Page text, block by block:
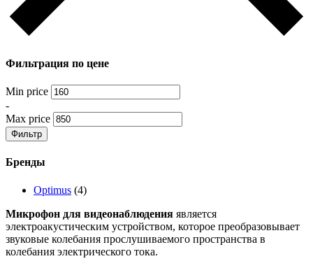
Фильтрация по цене
Min price
-
Max price
Фильтр
Бренды
Optimus (4)
Микрофон для видеонаблюдения является
электроакустическим устройством, которое преобразовывает
звуковые колебания прослушиваемого пространства в
колебания электрического тока.